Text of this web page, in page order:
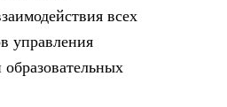
всех
управления